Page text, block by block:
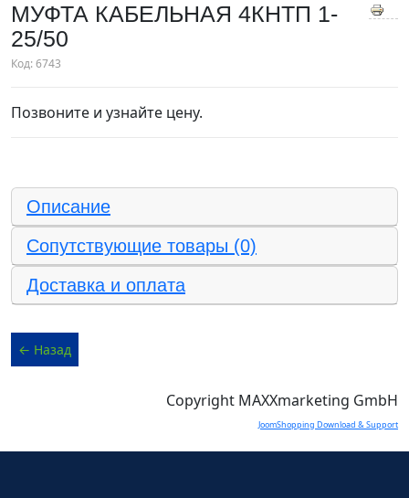
МУФТА КАБЕЛЬНАЯ 4КНТП 1-
25/50
Код:6743
Позвоните и узнайте цену.
Описание
Сопутствующие товары (0)
Доставка и оплата
Copyright MAXXmarketing GmbH
JoomShopping Download & Support